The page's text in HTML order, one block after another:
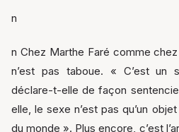
n
n Chez Marthe Faré comme
n’est pas taboue. « C’est un
déclare-t-elle de façon
elle, le sexe n’est pas qu’un
du monde ». Plus encore, c’est